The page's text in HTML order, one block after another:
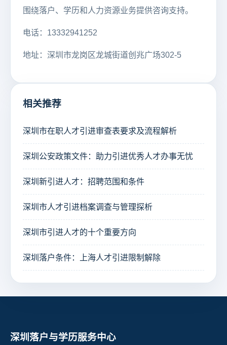
围绕落户、学历和人力资源业务提供咨询支持。
电话：13332941252
地址：深圳市龙岗区龙城街道创兆广场302-5
相关推荐
深圳市在职人才引进审查表要求及流程解析
深圳公安政策文件：助力引进优秀人才办事无忧
深圳新引进人才：招聘范围和条件
深圳市人才引进档案调查与管理探析
深圳市引进人才的十个重要方向
深圳落户条件：上海人才引进限制解除
深圳落户与学历服务中心